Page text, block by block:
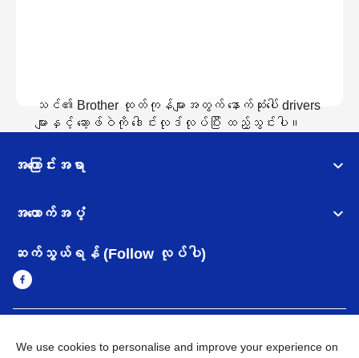
သင်၏ Brother ထုတ်ကုန်များအတွက် နောက်ဆုံးပေါ် drivers
များနှင့် ဆော့ဖ်ဝဲကို ဒေါင်းလုဒ်လုပ်ပြီး ထည့်သွင်းပါ။
အကြောင်းအရာ
အထောက်အပံ့
ဆက်သွယ်ရန် (Follow လုပ်ပါ)
We use cookies to personalise and improve your experience on